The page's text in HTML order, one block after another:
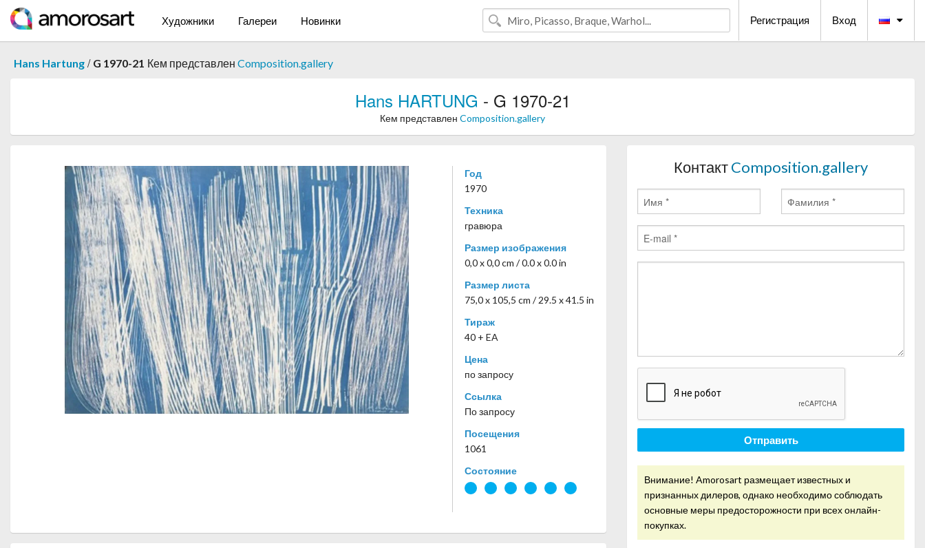
Художники Галереи Новинки Регистрация Вход
Hans Hartung / G 1970-21 Кем представлен Composition.gallery
Hans HARTUNG - G 1970-21
Кем представлен Composition.gallery
Год
1970
Техника
гравюра
Размер изображения
0,0 x 0,0 cm / 0.0 x 0.0 in
Размер листа
75,0 x 105,5 cm / 29.5 x 41.5 in
Тираж
40 + EA
Цена
по запросу
Ссылка
По запросу
Посещения
1061
Состояние
КонтактComposition.gallery
Отправить
Внимание! Amorosart размещает известных и
признанных дилеров, однако необходимо соблюдать
основные меры предосторожности при всех онлайн-
покупках.